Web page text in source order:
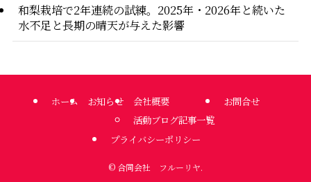
和梨栽培で2年連続の試練。2025年・2026年と続いた
水不足と長期の晴天が与えた影響
ホーム お知らせ
会社概要
活動ブログ記事一覧
お問合せ
プライバシーポリシー
©合同会社 フルーリヤ.